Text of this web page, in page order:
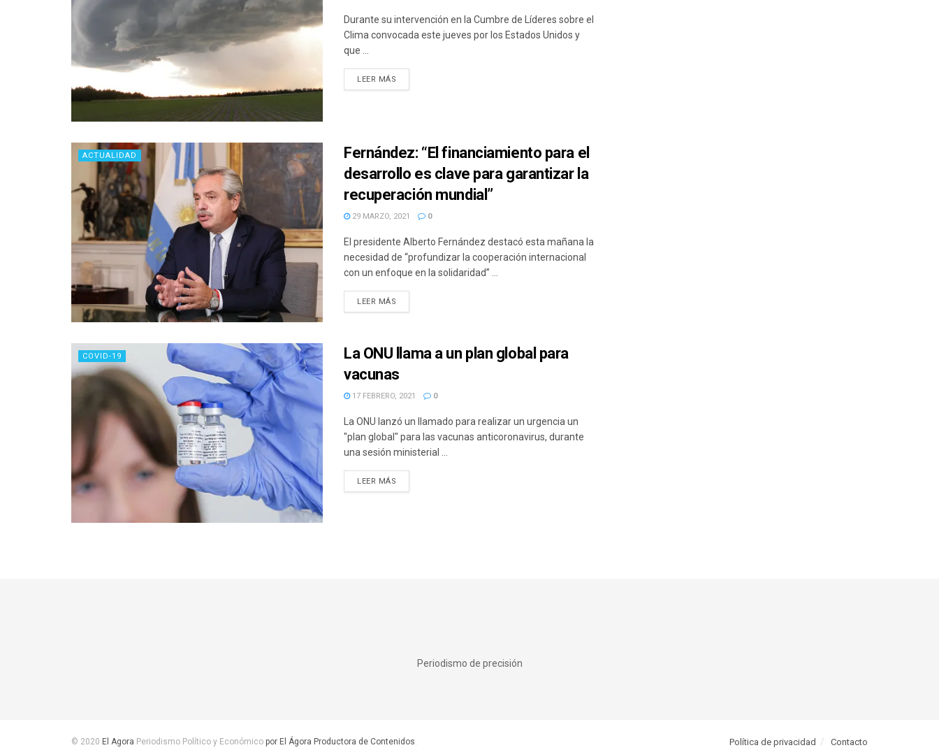
Durante su intervención en la Cumbre de Líderes sobre el
Clima convocada este jueves por los Estados Unidos y
que ...
LEER MÁS
ACTUALIDAD
Fernández: “El financiamiento para el
desarrollo es clave para garantizar la
recuperación mundial”
29 MARZO, 2021 0
El presidente Alberto Fernández destacó esta mañana la
necesidad de “profundizar la cooperación internacional
con un enfoque en la solidaridad” ...
LEER MÁS
COVID-19
La ONU llama a un plan global para
vacunas
17 FEBRERO, 2021 0
La ONU lanzó un llamado para realizar un urgencia un
"plan global" para las vacunas anticoronavirus, durante
una sesión ministerial ...
LEER MÁS
Periodismo de precisión
Política de privacidad Contacto
© 2020 El Agora Periodismo Político y Económico por El Ágora Productora de Contenidos.